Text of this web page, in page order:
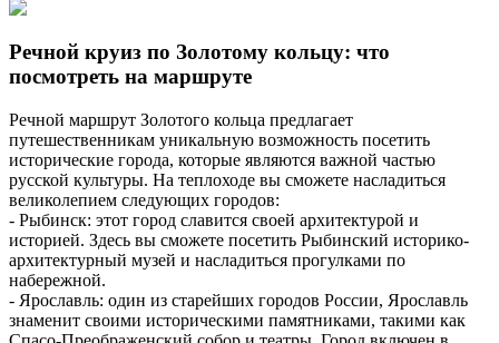
Речной круиз по Золотому кольцу: что
посмотреть на маршруте
Речной маршрут Золотого кольца предлагает
путешественникам уникальную возможность посетить
исторические города, которые являются важной частью
русской культуры. На теплоходе вы сможете насладиться
великолепием следующих городов:
- Рыбинск: этот город славится своей архитектурой и
историей. Здесь вы сможете посетить Рыбинский историко-
архитектурный музей и насладиться прогулками по
набережной.
- Ярославль: один из старейших городов России, Ярославль
знаменит своими историческими памятниками, такими как